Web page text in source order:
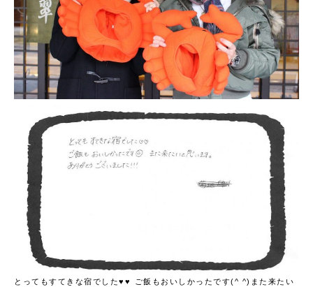
とってもすてきな宿でした♥♥
ご飯もおいしかったです(^ ^)また来たい